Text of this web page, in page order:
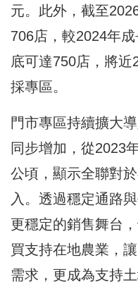
元。此外，截至
706店，較2024年
底可達750店，將
採專區。
門市專區持續擴大
同步增加，從2023
公頃，顯示全聯對
入。透過穩定通路
更穩定的銷售舞台
買支持在地農業，
需求，更成為支持